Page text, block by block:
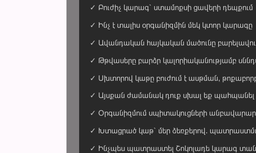
✓ Բուժիչ կարագ՝ ստամոքսի ցավերի դեպքում
✓ Ինչ է տալիս օրգանիզմին մեկ կտոր կարագը
✓ Ավանդական հայկական մածունը
✓ Թթվասերը բարձր կալորիականությամբ
✓ Սխտորով կաթը բուժում է ասթման,
✓ Այսքան ժամանակ դուք սխալ եք պահպանել
✓ Օրգանիզմում սպիտակուցների անբավարար
✓ Խտացրած կաթ՝ մեր ձեռքերով.
✓ Ինչպես պատրաստել Շոկոլադե կարագ տան